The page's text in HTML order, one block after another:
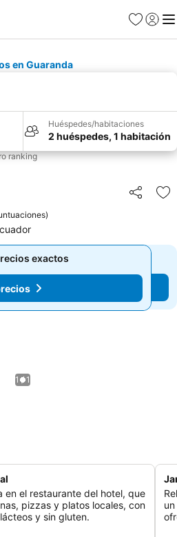
Favoritos
Iniciar
en Guaranda
Huéspedes/habitaciones
2 huéspedes, 1 habitación
ranking
Compartir
)
exactos
precios
exactos
1 / 1
en el restaurante del hotel, que
pizzas y platos locales, con
y sin gluten.